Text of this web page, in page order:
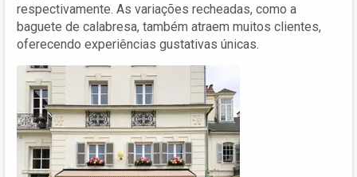
respectivamente. As variações recheadas, como a
baguete de calabresa, também atraem muitos clientes,
oferecendo experiências gustativas únicas.